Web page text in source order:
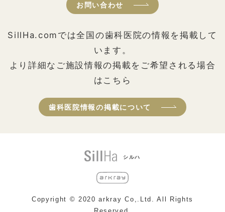
お問い合わせ
SillHa.comでは全国の歯科医院の情報を掲載して
います。
より詳細なご施設情報の掲載をご希望される場合
はこちら
歯科医院情報の掲載について
シルハ
Copyright © 2020 arkray Co,.Ltd. All Rights